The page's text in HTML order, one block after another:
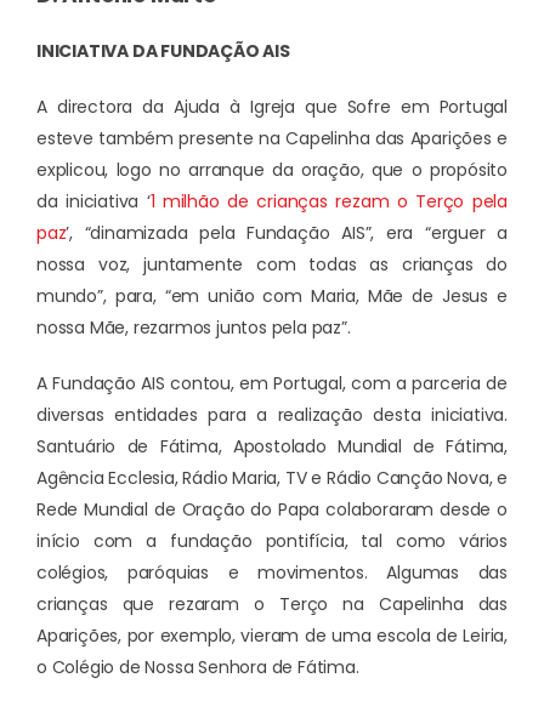
INICIATIVA DA FUNDAÇÃO AIS
A directora da Ajuda à Igreja que Sofre em Portugal
esteve também presente na Capelinha das Aparições e
explicou, logo no arranque da oração, que o propósito
da iniciativa ‘1 milhão de crianças rezam o Terço pela
paz’, “dinamizada pela Fundação AIS”, era “erguer a
nossa voz, juntamente com todas as crianças do
mundo”, para, “em união com Maria, Mãe de Jesus e
nossa Mãe, rezarmos juntos pela paz”.
A Fundação AIS contou, em Portugal, com a parceria de
diversas entidades para a realização desta iniciativa.
Santuário de Fátima, Apostolado Mundial de Fátima,
Agência Ecclesia, Rádio Maria, TV e Rádio Canção Nova, e
Rede Mundial de Oração do Papa colaboraram desde o
início com a fundação pontifícia, tal como vários
colégios, paróquias e movimentos. Algumas das
crianças que rezaram o Terço na Capelinha das
Aparições, por exemplo, vieram de uma escola de Leiria,
o Colégio de Nossa Senhora de Fátima.